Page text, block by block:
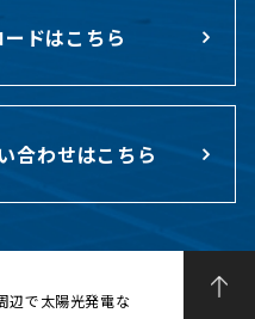
ドはこちら
合わせはこちら
辺で太陽光発電な